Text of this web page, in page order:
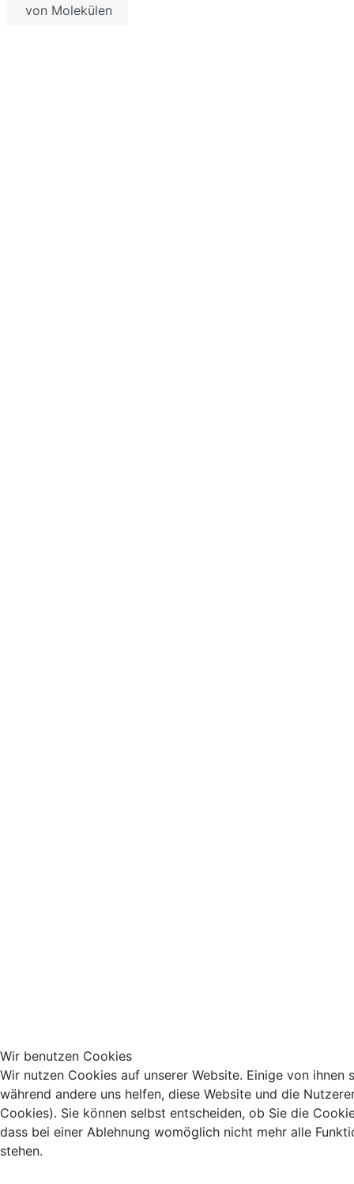
von Molekülen
Wir benutzen Cookies
Wir nutzen Cookies auf unserer Website. Einige von
während andere uns helfen, diese Website und die
Cookies). Sie können selbst entscheiden, ob Sie die
dass bei einer Ablehnung womöglich nicht mehr alle
stehen.